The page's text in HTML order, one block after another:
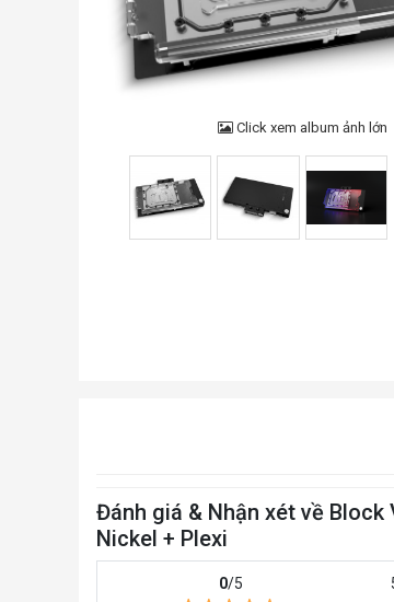
Click xem album ảnh lớn
Đánh giá & Nhận xét về Block
Nickel + Plexi
0/5